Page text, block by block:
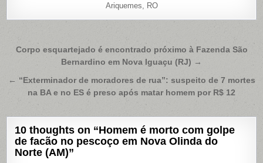
Ariquemes, RO
Navegação
Post
Corpo esquartejado é encontrado próximo à Fazenda São
Bernardino em Nova Iguaçu (RJ) →
← “Exterminador de moradores de rua”: suspeito de 7 mortes
na BA e no ES é preso após matar homem por R$ 12
10 thoughts on “Homem é morto com golpe
de facão no pescoço em Nova Olinda do
Norte (AM)”